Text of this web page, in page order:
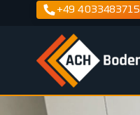
+49 4033483715